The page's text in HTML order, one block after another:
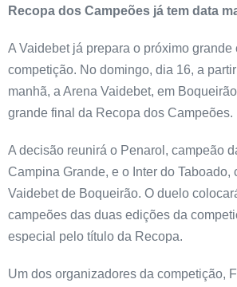
Recopa dos Campeões já tem data
A Vaidebet já prepara o próximo grande
competição. No domingo, dia 16, a
manhã, a Arena Vaidebet, em
grande final da Recopa dos Campeões.
A decisão reunirá o Penarol, campeão
Campina Grande, e o Inter do Taboado,
Vaidebet de Boqueirão. O duelo
campeões das duas edições da
especial pelo título da Recopa.
Um dos organizadores da competição,